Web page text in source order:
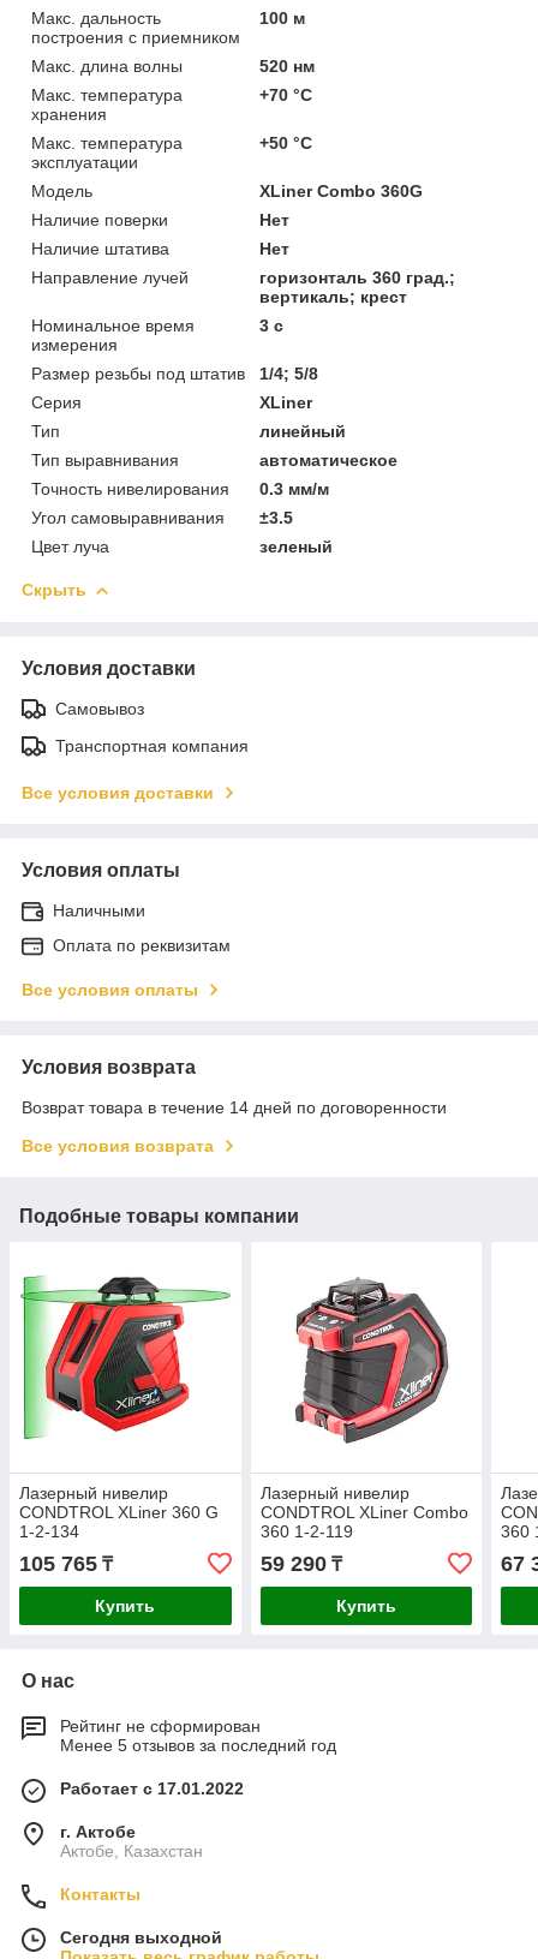
Макс. дальность
построения с приемником
100 м
Макс. длина волны
520 нм
Макс. температура
хранения
+70 °C
Макс. температура
эксплуатации
+50 °C
Модель
XLiner Combo 360G
Наличие поверки
Нет
Наличие штатива
Нет
Направление лучей
горизонталь 360 град.;
вертикаль; крест
Номинальное время
измерения
3 с
Размер резьбы под штатив
1/4; 5/8
Серия
XLiner
Тип
линейный
Тип выравнивания
автоматическое
Точность нивелирования
0.3 мм/м
Угол самовыравнивания
±3.5
Цвет луча
зеленый
Скрыть
Условия доставки
Самовывоз
Транспортная компания
Все условия доставки
Условия оплаты
Наличными
Оплата по реквизитам
Все условия оплаты
Условия возврата
Возврат товара в течение 14 дней по договоренности
Все условия возврата
Подобные товары компании
Лазерный нивелир
CONDTROL XLiner 360 G
1-2-134
105 765 ₸
Купить
Лазерный нивелир
CONDTROL XLiner Combo
360 1-2-119
59 290₸
Купить
360
67
О нас
Рейтинг не сформирован
Менее 5 отзывов за последний год
Работает с 17.01.2022
г. Актобе
Актобе, Казахстан
Контакты
Сегодня выходной